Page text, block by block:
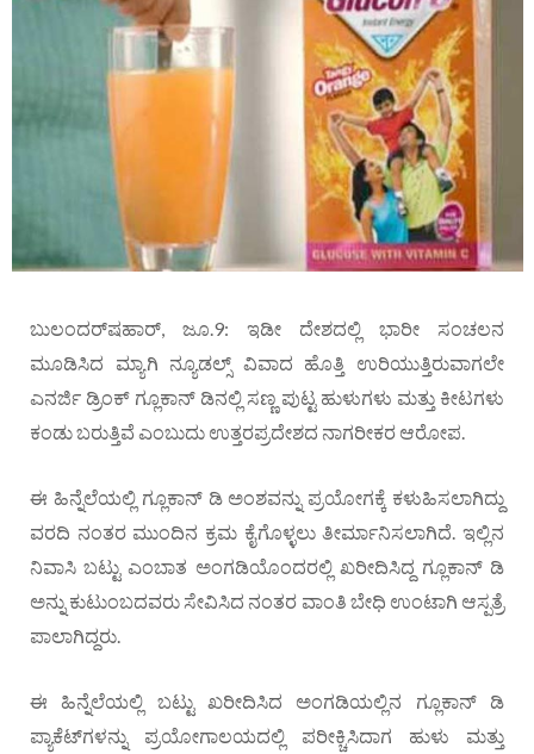
ಬುಲಂದರ್‌ಷಹಾರ್, ಜೂ.9: ಇಡೀ ದೇಶದಲ್ಲಿ ಭಾರೀ ಸಂಚಲನ
ಮೂಡಿಸಿದ ಮ್ಯಾಗಿ ನ್ಯೂಡಲ್ಸ್ ವಿವಾದ ಹೊತ್ತಿ ಉರಿಯುತ್ತಿರುವಾಗಲೇ
ಎನರ್ಜಿ ಡ್ರಿಂಕ್ ಗ್ಲೂಕಾನ್ ಡಿನಲ್ಲಿ ಸಣ್ಣ ಪುಟ್ಟ ಹುಳುಗಳು ಮತ್ತು ಕೀಟಗಳು
ಕಂಡು ಬರುತ್ತಿವೆ ಎಂಬುದು ಉತ್ತರಪ್ರದೇಶದ ನಾಗರೀಕರ ಆರೋಪ.
ಈ ಹಿನ್ನೆಲೆಯಲ್ಲಿ ಗ್ಲೂಕಾನ್ ಡಿ ಅಂಶವನ್ನು ಪ್ರಯೋಗಕ್ಕೆ ಕಳುಹಿಸಲಾಗಿದ್ದು
ವರದಿ ನಂತರ ಮುಂದಿನ ಕ್ರಮ ಕೈಗೊಳ್ಳಲು ತೀರ್ಮಾನಿಸಲಾಗಿದೆ. ಇಲ್ಲಿನ
ನಿವಾಸಿ ಬಟ್ಟು ಎಂಬಾತ ಅಂಗಡಿಯೊಂದರಲ್ಲಿ ಖರೀದಿಸಿದ್ದ ಗ್ಲೂಕಾನ್ ಡಿ
ಅನ್ನು ಕುಟುಂಬದವರು ಸೇವಿಸಿದ ನಂತರ ವಾಂತಿ ಬೇಧಿ ಉಂಟಾಗಿ ಆಸ್ಪತ್ರೆ
ಪಾಲಾಗಿದ್ದರು.
ಈ ಹಿನ್ನೆಲೆಯಲ್ಲಿ ಬಟ್ಟು ಖರೀದಿಸಿದ ಅಂಗಡಿಯಲ್ಲಿನ ಗ್ಲೂಕಾನ್ ಡಿ
ಪ್ಯಾಕೆಟ್‌ಗಳನ್ನು ಪ್ರಯೋಗಾಲಯದಲ್ಲಿ ಪರೀಕ್ಚಿಸಿದಾಗ ಹುಳು ಮತ್ತು